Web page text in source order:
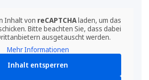
Inhalt von reCAPTCHAladen, um das
Bitte beachten Sie, dass dabei
ausgetauscht werden.
Mehr Informationen
Inhalt entsperren